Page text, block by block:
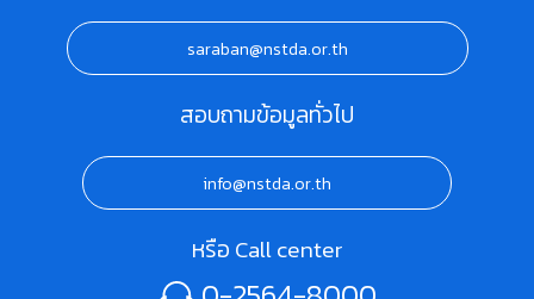
saraban@nstda.or.th
สอบถามข้อมูลทั่วไป
info@nstda.or.th
หรือ Call center